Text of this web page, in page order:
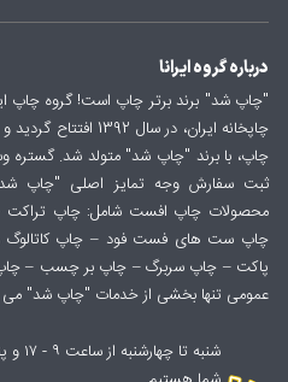
درباره گروه ایرانا
"چاپ شد" برند برتر چاپ است! گروه چاپ
چاپخانه ایران، در
چاپ، با برند "چاپ شد" متولد شد. گستره
ثبت سفارش وجه تمایز اصلی "چاپ
محصولات چاپ افست شامل: چاپ
چاپ ست های فست فود – چاپ کاتالوگ
پاکت – چاپ سربرگ – چاپ بر چسب –
عمومی تنها بخشی از خدمات "چاپ شد" می